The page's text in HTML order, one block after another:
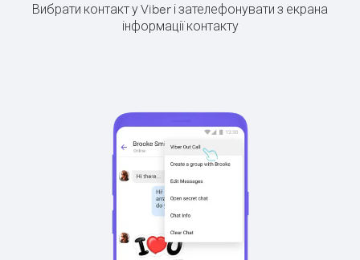
Вибрати контакт у Viber і зателефонувати з екрана
інформації контакту